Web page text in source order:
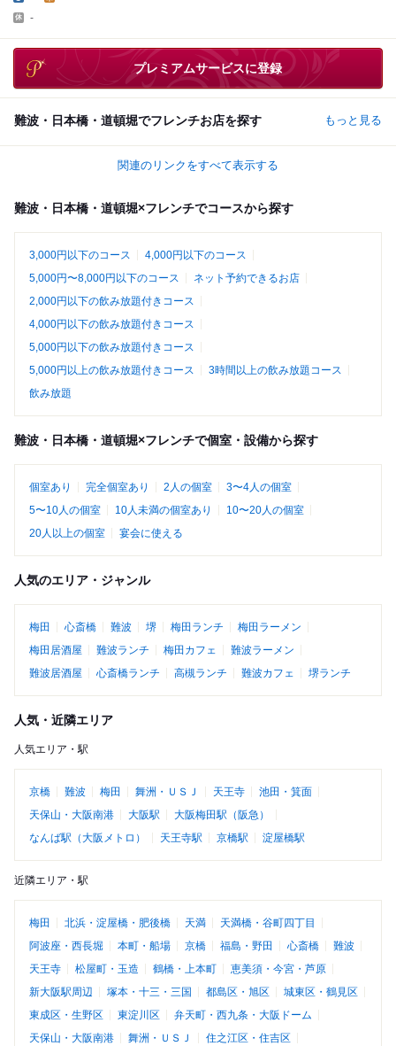
-
プレミアムサービスに登録
難波・日本橋・道頓堀でフレンチお店を探す もっと見る
関連のリンクをすべて表示する
難波・日本橋・道頓堀×フレンチでコースから探す
3,000円以下のコース
4,000円以下のコース
5,000円〜8,000円以下のコース
ネット予約できるお店
2,000円以下の飲み放題付きコース
4,000円以下の飲み放題付きコース
5,000円以下の飲み放題付きコース
5,000円以上の飲み放題付きコース
3時間以上の飲み放題コース
飲み放題
難波・日本橋・道頓堀×フレンチで個室・設備から探す
個室あり 完全個室あり 2人の個室
3〜4人の個室
5〜10人の個室
10人未満の個室あり
10〜20人の個室
20人以上の個室
宴会に使える
人気のエリア・ジャンル
梅田 心斎橋 難波 堺 梅田ランチ
梅田ラーメン
梅田居酒屋
難波ランチ 梅田カフェ
難波ラーメン
難波居酒屋
心斎橋ランチ 高槻ランチ 難波カフェ 堺ランチ
人気・近隣エリア
人気エリア・駅
京橋 難波 梅田 舞洲・ＵＳＪ 天王寺
池田・箕面
天保山・大阪南港
大阪駅
大阪梅田駅（阪急）
なんば駅（大阪メトロ）
天王寺駅 京橋駅 淀屋橋駅
近隣エリア・駅
梅田 北浜・淀屋橋・肥後橋 天満
天満橋・谷町四丁目
阿波座・西長堀
本町・船場 京橋 福島・野田 心斎橋
難波
天王寺
松屋町・玉造 鶴橋・上本町
恵美須・今宮・芦原
新大阪駅周辺
塚本・十三・三国 都島区・旭区
城東区・鶴見区
東成区・生野区
東淀川区
弁天町・西九条・大阪ドーム
天保山・大阪南港
舞洲・ＵＳＪ
住之江区・住吉区